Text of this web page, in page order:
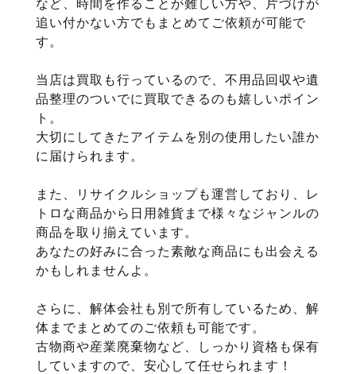
など、時間を作ることが難しい方や、片づけが
追い付かない方でもまとめてご依頼が可能で
す。
当店は買取も行っているので、不用品回収や遺
品整理のついでに買取できるのも嬉しいポイン
ト。
大切にしてきたアイテムを別の使用したい誰か
に届けられます。
また、リサイクルショップも運営しており、レ
トロな商品から日用雑貨まで様々なジャンルの
商品を取り揃えています。
あなたの好みに合った素敵な商品にも出会える
かもしれませんよ。
さらに、解体会社も別で所有しているため、解
体までまとめてのご依頼も可能です。
古物商や産業廃棄物など、しっかり資格も保有
していますので、安心して任せられます！